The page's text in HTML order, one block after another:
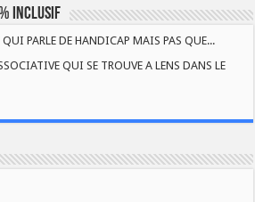
INCLUSIF
PARLE DE HANDICAP MAIS PAS QUE...
QUI SE TROUVE A LENS DANS LE